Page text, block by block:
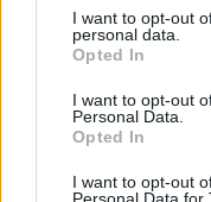
not limited to your visit
grant or deny consent
use your data for
consent section.
I want to opt-out
personal data.
Opted In
I want to opt-out
Personal Data.
Opted In
I want to opt-out
AKINEK SOK A
DOLGOZZON
Megfogalmazta a
zaklatás lényegét a
KIMONDTA A
KÖVETETT EL A